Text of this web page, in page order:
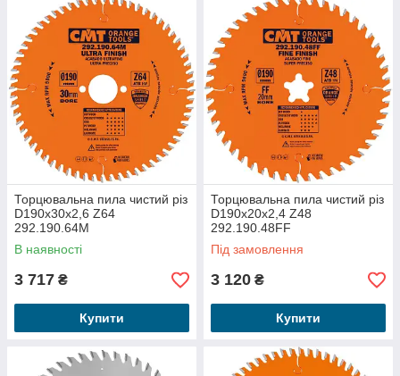
Торцювальна пила чистий різ
D190x30x2,6 Z64
292.190.64M
В наявності
3 717 ₴
Купити
Торцювальна пила чистий різ
D190x20x2,4 Z48
292.190.48FF
Під замовлення
3 120 ₴
Купити